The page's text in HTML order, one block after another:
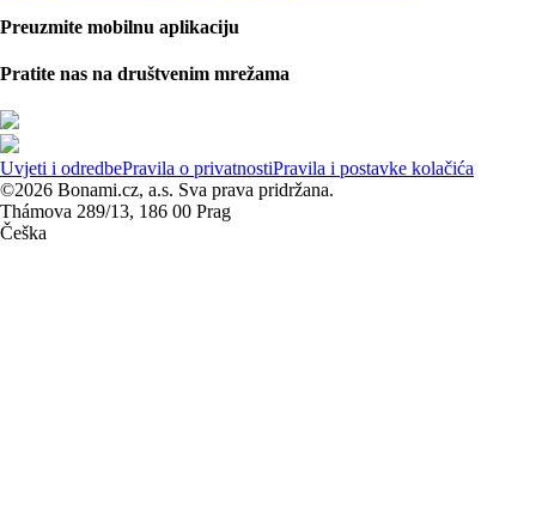
Preuzmite mobilnu aplikaciju
Pratite nas na društvenim mrežama
Uvjeti i odredbePravila o privatnostiPravila i postavke kolačića
©2026 Bonami.cz, a.s. Sva prava pridržana.
Thámova 289/13, 186 00 Prag
Češka